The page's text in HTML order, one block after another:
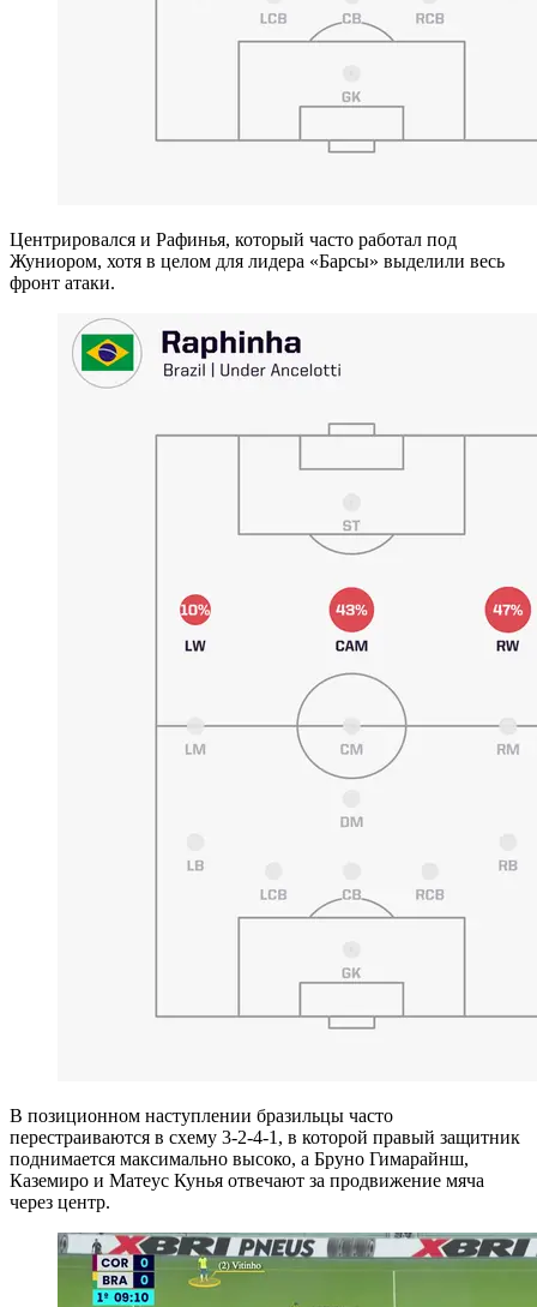
Центрировался и Рафинья, который часто работал под
Жуниором, хотя в целом для лидера «Барсы» выделили весь
фронт атаки.
В позиционном наступлении бразильцы часто
перестраиваются в схему 3-2-4-1, в которой правый защитник
поднимается максимально высоко, а Бруно Гимарайнш,
Каземиро и Матеус Кунья отвечают за продвижение мяча
через центр.